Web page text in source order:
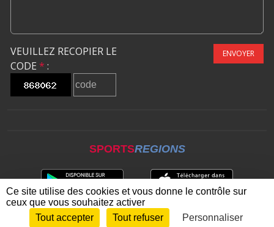
VEUILLEZ RECOPIER LE
CODE * :
ENVOYER
SPORTSREGIONS
Envie de participer ? CONNEXION
Ce site utilise des cookies et vous donne le contrôle sur
ceux que vous souhaitez activer
Tout accepter
Tout refuser Personnaliser